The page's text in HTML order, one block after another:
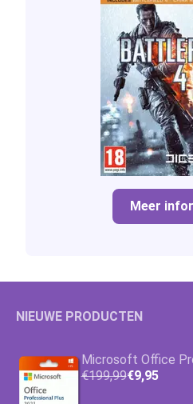
Meer
NIEUWE PRODUCTEN
Microsoft Office
€199,99€9,95